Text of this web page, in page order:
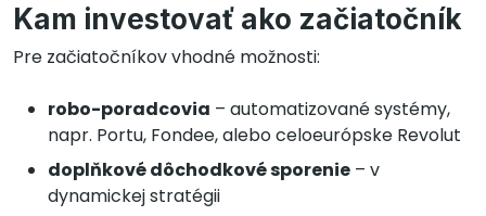
Kam investovať ako začiatočník
Pre začiatočníkov vhodné možnosti:
robo-poradcovia – automatizované systémy,
napr. Portu, Fondee, alebo celoeurópske Revolut
doplňkové dôchodkové sporenie – v
dynamickej stratégii